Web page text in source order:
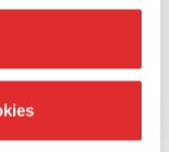
op maat wordt
de
expertise,